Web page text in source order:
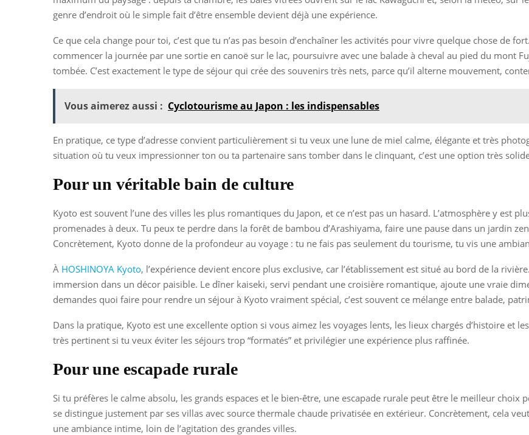
genre d’endroit où le simple fait d’être ensemble devient déjà une expérience.
Ce que cela change pour toi, c’est que tu n’as pas besoin d’enchaîner les activités pour vivre quelque chose de
commencer la journée par une sortie en canoë sur le lac, poursuivre avec une balade à cheval au pied du mont
tombée. C’est exactement le type de séjour qui crée des souvenirs très nets, parce qu’il alterne mouvement,
Vous aimerez aussi : Cyclotourisme au Japon : les indispensables
En pratique, ce type d’adresse convient particulièrement si tu veux une lune de miel calme, élégante et très
situation où tu veux impressionner ton ou ta partenaire sans tomber dans le clinquant, c’est une option très
Pour un véritable bain de culture
Kyoto est souvent l’une des villes les plus romantiques du Japon, et ce n’est pas un hasard. L’atmosphère y est
promenades à deux. Tu peux te perdre dans la forêt de bambou d’Arashiyama, faire une pause dans un jardin
Concrètement, Kyoto donne de la profondeur au voyage : tu ne fais pas seulement du tourisme, tu vis une
À HOSHINOYA Kyoto, l’expérience devient encore plus exclusive, car l’établissement est situé au bord de la
immersion dans un décor paisible. Le dîner kaiseki, servi pendant une croisière romantique, ajoute une vraie
demandes quoi faire pour rendre un séjour à Kyoto vraiment spécial, c’est souvent ce mélange entre balade,
Dans la pratique, Kyoto est une excellente option si vous aimez les voyages lents, les lieux chargés d’histoire et
très pertinent si tu veux éviter les séjours trop “formatés” et privilégier une expérience plus raffinée.
Pour une escapade rurale
Si tu préfères le calme absolu, les grands espaces et le bien-être, une escapade rurale peut être le meilleur choix
se distingue justement par ses villas avec source thermale chaude privatisée en extérieur. Concrètement, cela
une ambiance intime, loin de l’agitation des grandes villes.